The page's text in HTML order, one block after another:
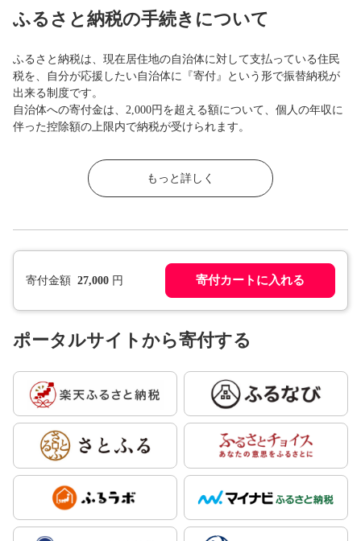
ふるさと納税の手続きについて
ふるさと納税は、現在居住地の自治体に対して支払っている住民
税を、自分が応援したい自治体に『寄付』という形で振替納税が
出来る制度です。
自治体への寄付金は、2,000円を超える額について、個人の年収に
伴った控除額の上限内で納税が受けられます。
もっと詳しく
寄付金額 27,000 円 寄付カートに入れる
ポータルサイトから寄付する